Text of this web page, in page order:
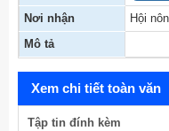
Nơi nhận
Hội
Mô tả
Xem chi tiết toàn văn
Tập tin đính kèm